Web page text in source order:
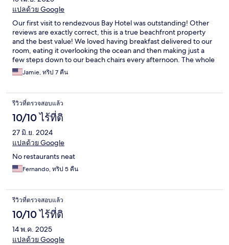
แปลด้วย Google
Our first visit to rendezvous Bay Hotel was outstanding! Other
reviews are exactly correct, this is a true beachfront property
and the best value! We loved having breakfast delivered to our
room, eating it overlooking the ocean and then making just a
few steps down to our beach chairs every afternoon. The whole
beach is beautiful. Carol was absolutely amazing and helped us
ensure we had reservations and everything to make our stay
Jamie, ทริป 7 คืน
รีวิวที่ตรวจสอบแล้ว
10/10 ไร้ที่ติ
27 มิ.ย. 2024
แปลด้วย Google
No restaurants neat
Fernando, ทริป 5 คืน
รีวิวที่ตรวจสอบแล้ว
10/10 ไร้ที่ติ
14 พ.ค. 2025
แปลด้วย Google